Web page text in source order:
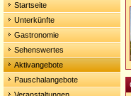
Startseite
Unterkünfte
Gastronomie
Sehenswertes
Aktivangebote
Pauschalangebote